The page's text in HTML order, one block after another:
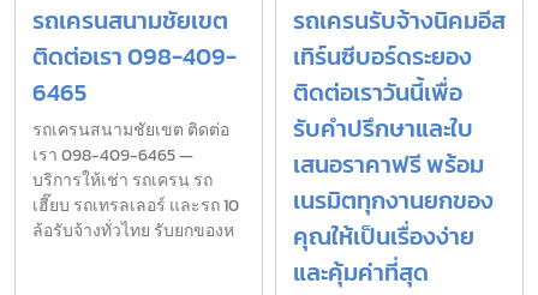
รถเครนสนามชัยเขต
ติดต่อเรา 098-409-
6465
รถเครนสนามชัยเขต ติดต่อ
เรา 098-409-6465 —
บริการให้เช่า รถเครน รถ
เฮี๊ยบ รถเทรลเลอร์ และรถ 10
ล้อรับจ้างทั่วไทย รับยกของห
รถเครนรับจ้างนิคมอีส
เทิร์นซีบอร์ดระยอง
ติดต่อเราวันนี้เพื่อ
รับคำปรึกษาและใบ
เสนอราคาฟรี พร้อม
เนรมิตทุกงานยกของ
คุณให้เป็นเรื่องง่าย
และคุ้มค่าที่สุด